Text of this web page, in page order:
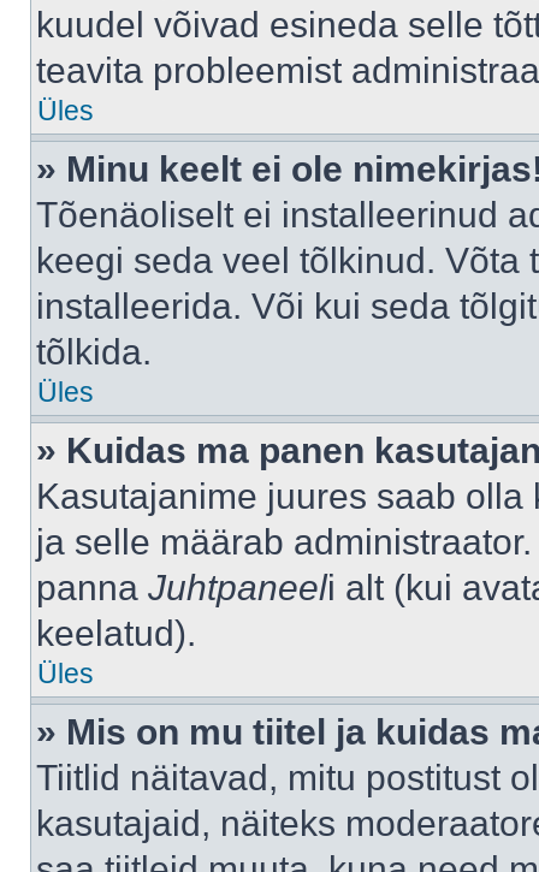
kuudel võivad esineda selle
teavita probleemist
Üles
» Minu keelt ei ole
Tõenäoliselt ei installeerinud
keegi seda veel tõlkinud.
installeerida. Või kui seda
tõlkida.
Üles
» Kuidas ma panen
Kasutajanime juures saab
ja selle määrab
panna Juhtpaneeli alt (kui
keelatud).
Üles
» Mis on mu tiitel ja kuidas
Tiitlid näitavad, mitu postitust
kasutajaid, näiteks